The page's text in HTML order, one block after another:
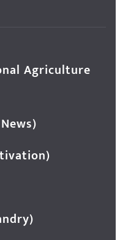
Agriculture